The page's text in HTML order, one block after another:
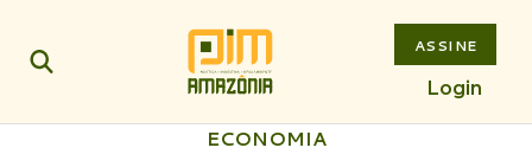
ASSINE
Login
ECONOMIA